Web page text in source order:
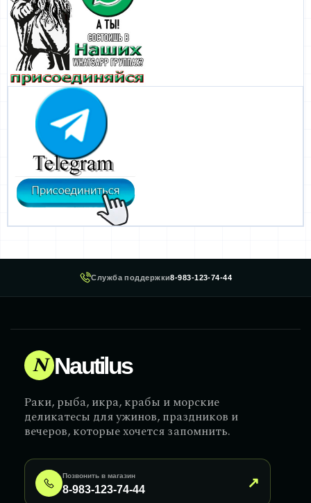
Служба поддержки8-983-123-74-44
N Nautilus
Раки, рыба, икра, крабы и морские
деликатесы для ужинов, праздников и
вечеров, которые хочется запомнить.
Позвонить в магазин
8-983-123-74-44 ↗